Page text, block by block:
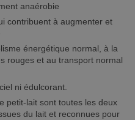
anaérobie
contribuent à augmenter et
énergétique normal, à la
rouges et au transport normal
ni édulcorant.
petit-lait sont toutes les deux
du lait et reconnues pour